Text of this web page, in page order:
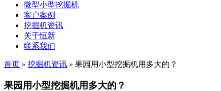
微型小型挖掘机
客户案例
挖掘机资讯
关于恒新
联系我们
首页 » 挖掘机资讯 » 果园用小型挖掘机用多大的？
果园用小型挖掘机用多大的？